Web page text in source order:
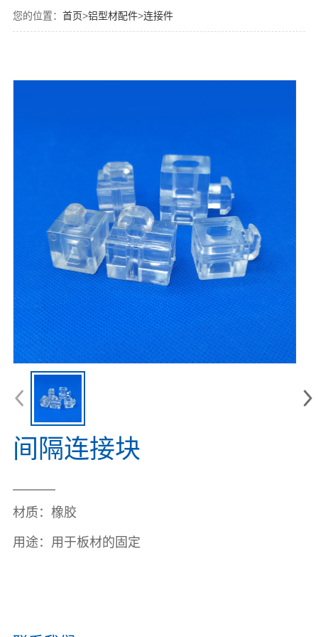
您的位置： 首页>铝型材配件>连接件
间隔连接块
材质： 橡胶
用途： 用于板材的固定